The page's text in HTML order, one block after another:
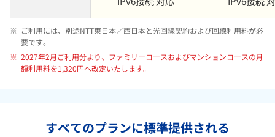
※ ご利用には、別途NTT東日本／西日本と光回線契約および回線利用料が必
要です。
※ 2027年2月ご利用分より、ファミリーコースおよびマンションコースの月
額利用料を1,320円へ改定いたします。
すべてのプランに標準提供される